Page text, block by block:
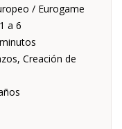
/ Eurogame
a 6
Creación de